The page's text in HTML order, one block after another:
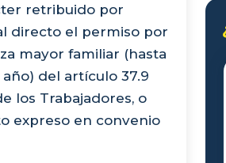
retribuido por
directo el permiso por
mayor familiar (hasta
del artículo 37.9
los Trabajadores, o
expreso en convenio